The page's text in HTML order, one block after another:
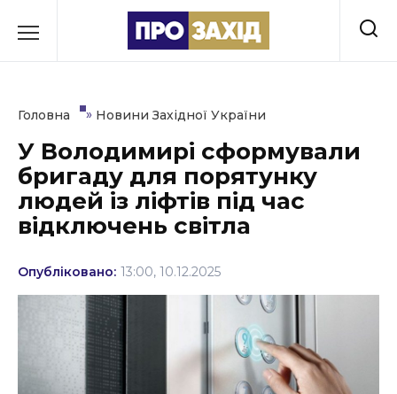
до
Культура
Освіта
Політика
Соціум
Спорт
Головна » Новини Західної України
У Володимирі сформували
бригаду для порятунку
людей із ліфтів під час
відключень світла
Опубліковано: 13:00, 10.12.2025